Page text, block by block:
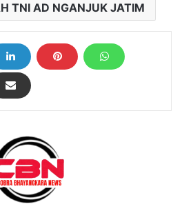
TNI AD NGANJUK JATIM